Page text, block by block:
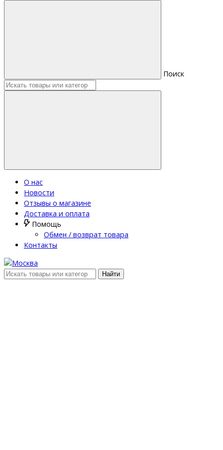
Поиск
О нас
Новости
Отзывы о магазине
Доставка и оплата
Помощь
Обмен / возврат товара
Контакты
Найти